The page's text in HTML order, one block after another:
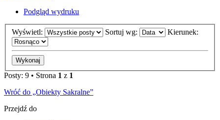
Podgląd wydruku
Wyświetl: Sortuj wg: Kierunek:
Posty: 9 • Strona 1 z 1
Wróć do „Obiekty Sakralne”
Przejdź do